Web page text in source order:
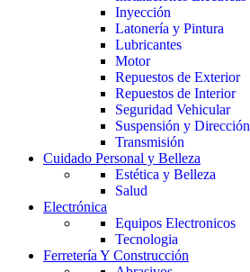
Inyección
Latonería y Pintura
Lubricantes
Motor
Repuestos de Exterior
Repuestos de Interior
Seguridad Vehicular
Suspensión y Dirección
Transmisión
Cuidado Personal y Belleza
Estética y Belleza
Salud
Electrónica
Equipos Electronicos
Tecnologia
Ferretería Y Construcción